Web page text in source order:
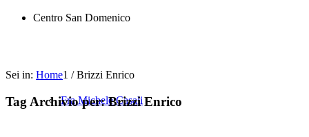
Centro San Domenico
Fra Michele Casali
Sei in: Home1 / Brizzi Enrico
Tag Archivio per:Brizzi Enrico